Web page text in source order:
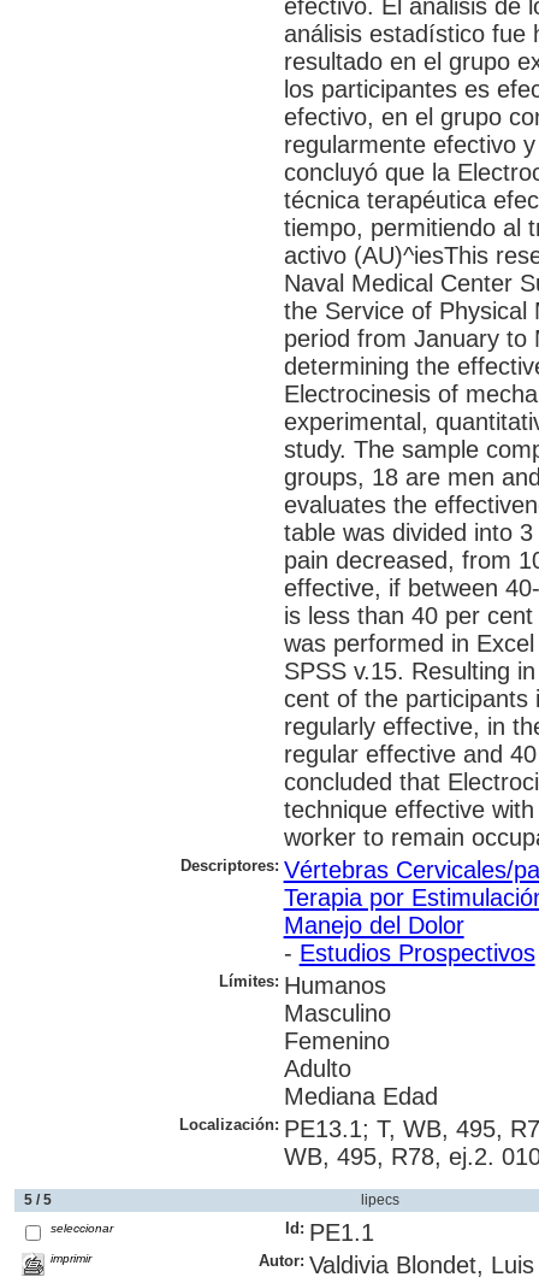
efectivo. El análisis de
análisis estadístico fue
resultado en el grupo
los participantes es
efectivo, en el grupo
regularmente efectivo
concluyó que la
técnica terapéutica
tiempo, permitiendo al
activo (AU)^iesThis
Naval Medical Center
the Service of Physical
period from January to
determining the
Electrocinesis of
experimental,
study. The sample
groups, 18 are men
evaluates the
table was divided into
pain decreased, from
effective, if between
is less than 40 per
was performed in
SPSS v.15. Resulting
cent of the participants
regularly effective, in
regular effective and
concluded that
technique effective
worker to remain
Descriptores: Vértebras Cervicales/
Terapia por
Manejo del Dolor
- Estudios Prospectivos
Límites: Humanos
Masculino
Femenino
Adulto
Mediana Edad
Localización: PE13.1; T, WB, 495,
WB, 495, R78, ej.2.
5 / 5 lipecs
seleccionar
imprimir
Id: PE1.1
Autor: Valdivia Blondet,